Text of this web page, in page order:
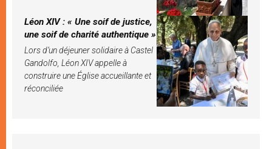
Léon XIV : « Une soif de justice,
une soif de charité authentique »
Lors d’un déjeuner solidaire à Castel
Gandolfo, Léon XIV appelle à
construire une Église accueillante et
réconciliée